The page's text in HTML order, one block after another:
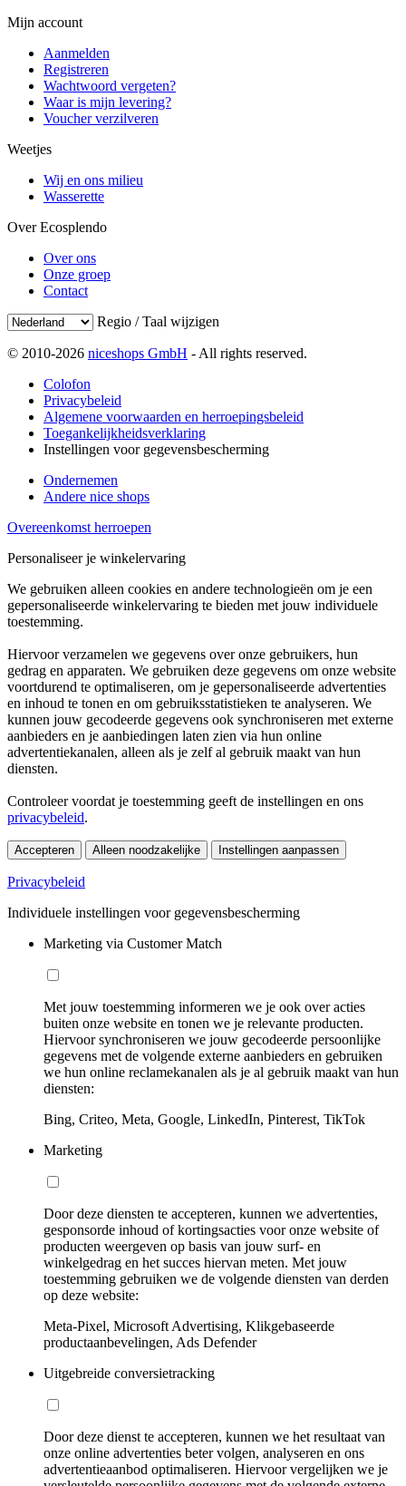
Mijn account
Aanmelden
Registreren
Wachtwoord vergeten?
Waar is mijn levering?
Voucher verzilveren
Weetjes
Wij en ons milieu
Wasserette
Over Ecosplendo
Over ons
Onze groep
Contact
Regio / Taal wijzigen
© 2010-2026 niceshops GmbH - All rights reserved.
Colofon
Privacybeleid
Algemene voorwaarden en herroepingsbeleid
Toegankelijkheidsverklaring
Instellingen voor gegevensbescherming
Ondernemen
Andere nice shops
Overeenkomst herroepen
Personaliseer je winkelervaring
We gebruiken alleen cookies en andere technologieën om je een
gepersonaliseerde winkelervaring te bieden met jouw individuele
toestemming.
Hiervoor verzamelen we gegevens over onze gebruikers, hun
gedrag en apparaten. We gebruiken deze gegevens om onze website
voortdurend te optimaliseren, om je gepersonaliseerde advertenties
en inhoud te tonen en om gebruiksstatistieken te analyseren. We
kunnen jouw gecodeerde gegevens ook synchroniseren met externe
aanbieders en je aanbiedingen laten zien via hun online
advertentiekanalen, alleen als je zelf al gebruik maakt van hun
diensten.
Controleer voordat je toestemming geeft de instellingen en ons
privacybeleid.
Accepteren Alleen noodzakelijke Instellingen aanpassen
Privacybeleid
Individuele instellingen voor gegevensbescherming
Marketing via Customer Match
Met jouw toestemming informeren we je ook over acties
buiten onze website en tonen we je relevante producten.
Hiervoor synchroniseren we jouw gecodeerde persoonlijke
gegevens met de volgende externe aanbieders en gebruiken
we hun online reclamekanalen als je al gebruik maakt van hun
diensten:
Bing, Criteo, Meta, Google, LinkedIn, Pinterest, TikTok
Marketing
Door deze diensten te accepteren, kunnen we advertenties,
gesponsorde inhoud of kortingsacties voor onze website of
producten weergeven op basis van jouw surf- en
winkelgedrag en het succes hiervan meten. Met jouw
toestemming gebruiken we de volgende diensten van derden
op deze website:
Meta-Pixel, Microsoft Advertising, Klikgebaseerde
productaanbevelingen, Ads Defender
Uitgebreide conversietracking
Door deze dienst te accepteren, kunnen we het resultaat van
onze online advertenties beter volgen, analyseren en ons
advertentieaanbod optimaliseren. Hiervoor vergelijken we je